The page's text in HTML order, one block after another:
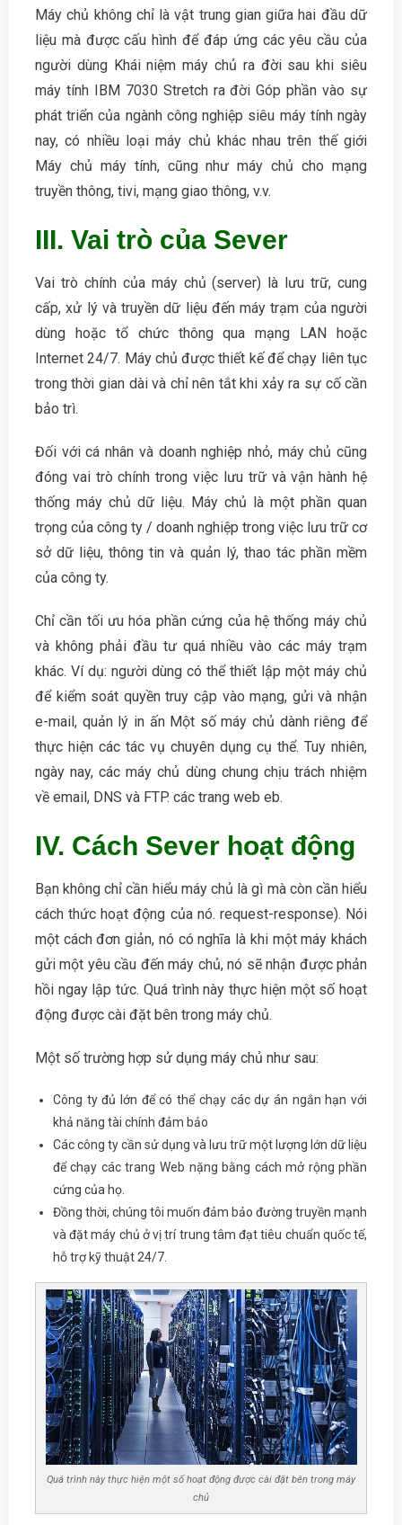
Máy chủ không chỉ là vật trung gian giữa hai đầu dữ
liệu mà được cấu hình để đáp ứng các yêu cầu của
người dùng Khái niệm máy chủ ra đời sau khi siêu
máy tính IBM 7030 Stretch ra đời Góp phần vào sự
phát triển của ngành công nghiệp siêu máy tính ngày
nay, có nhiều loại máy chủ khác nhau trên thế giới
Máy chủ máy tính, cũng như máy chủ cho mạng
truyền thông, tivi, mạng giao thông, v.v.
III. Vai trò của Sever
Vai trò chính của máy chủ (server) là lưu trữ, cung
cấp, xử lý và truyền dữ liệu đến máy trạm của người
dùng hoặc tổ chức thông qua mạng LAN hoặc
Internet 24/7. Máy chủ được thiết kế để chạy liên tục
trong thời gian dài và chỉ nên tắt khi xảy ra sự cố cần
bảo trì.
Đối với cá nhân và doanh nghiệp nhỏ, máy chủ cũng
đóng vai trò chính trong việc lưu trữ và vận hành hệ
thống máy chủ dữ liệu. Máy chủ là một phần quan
trọng của công ty / doanh nghiệp trong việc lưu trữ cơ
sở dữ liệu, thông tin và quản lý, thao tác phần mềm
của công ty.
Chỉ cần tối ưu hóa phần cứng của hệ thống máy chủ
và không phải đầu tư quá nhiều vào các máy trạm
khác. Ví dụ: người dùng có thể thiết lập một máy chủ
để kiểm soát quyền truy cập vào mạng, gửi và nhận
e-mail, quản lý in ấn Một số máy chủ dành riêng để
thực hiện các tác vụ chuyên dụng cụ thể. Tuy nhiên,
ngày nay, các máy chủ dùng chung chịu trách nhiệm
về email, DNS và FTP. các trang web eb.
IV. Cách Sever hoạt động
Bạn không chỉ cần hiểu máy chủ là gì mà còn cần hiểu
cách thức hoạt động của nó. request-response). Nói
một cách đơn giản, nó có nghĩa là khi một máy khách
gửi một yêu cầu đến máy chủ, nó sẽ nhận được phản
hồi ngay lập tức. Quá trình này thực hiện một số hoạt
động được cài đặt bên trong máy chủ.
Một số trường hợp sử dụng máy chủ như sau:
Công ty đủ lớn để có thể chạy các dự án ngắn hạn với
khả năng tài chính đảm bảo
Các công ty cần sử dụng và lưu trữ một lượng lớn dữ liệu
để chạy các trang Web nặng bằng cách mở rộng phần
cứng của họ.
Đồng thời, chúng tôi muốn đảm bảo đường truyền mạnh
và đặt máy chủ ở vị trí trung tâm đạt tiêu chuẩn quốc tế,
hỗ trợ kỹ thuật 24/7.
Quá trình này thực hiện một số hoạt động được cài đặt bên trong máy
chủ